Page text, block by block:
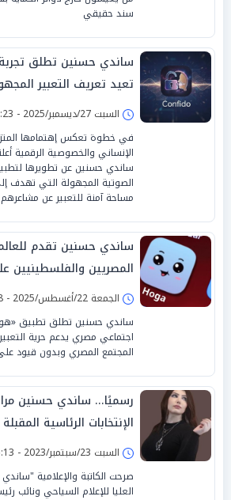
سند حقيقي
ساندي حسنين تطلق
تعيد تعريف التعبير
«Confido» السبت 27/ديسمبر/2025 - 11:23 م
في خطوة تعكس إهتمامها
الإنساني والخصوصية الرقمية
ساندي حسنين عن تطويرها
الصوتية المجهولة التي تهدف
مساحة آمنة للتعبير عن
ساندي حسنين تقدم
المصريين والفلسطينيين
الجمعة 22/أغسطس/2025 - 05:38 م
ساندي حسنين تطلق تطبيق
اجتماعي مصري يدعم حرية
المجتمع المصري وبدون قيود
رسميًا... ساندي حسنين
الإنتخابات الرئاسية المقبلة 2024
السبت 23/سبتمبر/2023 - 05:13 م
صرحت الكاتبة والإعلامية
العليا للإعلام السياحي ونائب